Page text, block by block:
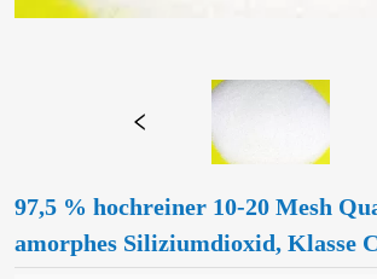
97,5 % hochreiner 10-20 Mesh
amorphes Siliziumdioxid, Klasse C